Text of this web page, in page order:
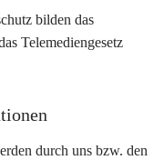
bilden das
Telemediengesetz
durch uns bzw. den